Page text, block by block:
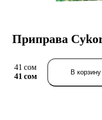
Приправа
41 сом
41 сом
В корзину